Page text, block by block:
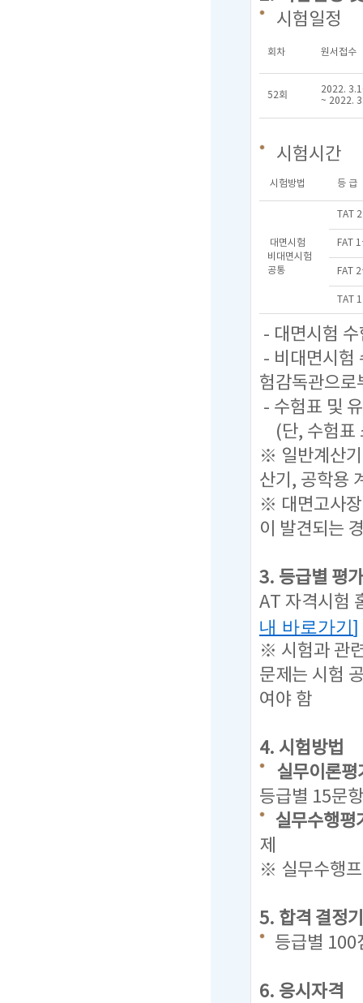
시험일정
회차 원서접수
52회
2022.
~ 2022.
시험시간
시험방법 등 급
대면시험
비대면시험
공통
TAT
FAT
FAT
TAT
- 대면시험
- 비대면시험
험감독관으
- 수험표 및
(단, 수험표
※ 일반계산
산기, 공학용
※ 대면고사장
이 발견되는
3. 등급별 평
AT 자격시험
내 바로가기]
※ 시험과 관
문제는 시험
여야 함
4. 시험방법
실무이론
등급별 15문
실무수행
제
※ 실무수행
5. 합격 결정
등급별 100
6. 응시자격